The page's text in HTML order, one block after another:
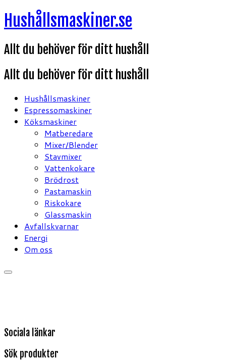
Hoppa
till
Hushållsmaskiner.se
Allt du behöver för ditt hushåll
Allt du behöver för ditt hushåll
Hushållsmaskiner
Espressomaskiner
Köksmaskiner
Matberedare
Mixer/Blender
Stavmixer
Vattenkokare
Brödrost
Pastamaskin
Riskokare
Glassmaskin
Avfallskvarnar
Energi
Om oss
Sociala länkar
Sök produkter